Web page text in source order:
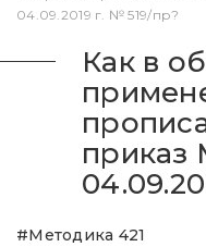
04.09.2019 г. № 519/пр?
Как в
приказ
#Методика 421